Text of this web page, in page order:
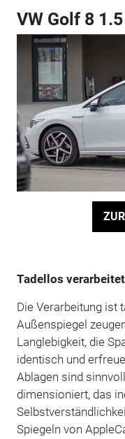
VW Golf 8
Tadellos verarbeitet
Die Verarbeitung ist
Außenspiegel
Langlebigkeit, die
identisch und
Ablagen sind
dimensioniert, das
Spiegeln von